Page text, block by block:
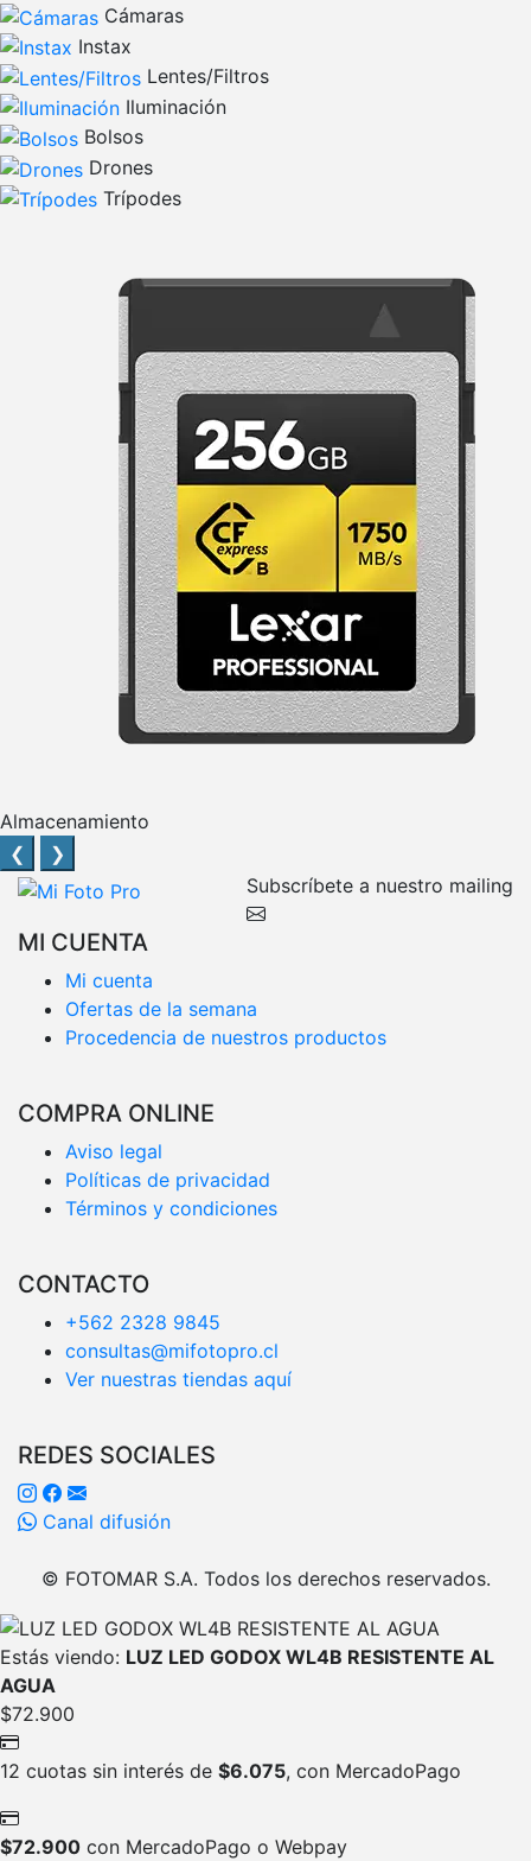
Cámaras
Instax
Lentes/Filtros
Iluminación
Bolsos
Drones
Trípodes
Almacenamiento
❮
❯
Subscríbete a nuestro mailing
MI CUENTA
Mi cuenta
Ofertas de la semana
Procedencia de nuestros productos
COMPRA ONLINE
Aviso legal
Políticas de privacidad
Términos y condiciones
CONTACTO
+562 2328 9845
consultas@mifotopro.cl
Ver nuestras tiendas aquí
REDES SOCIALES
Canal difusión
© FOTOMAR S.A. Todos los derechos reservados.
Estás viendo: LUZ LED GODOX WL4B RESISTENTE AL
AGUA
$72.900
12 cuotas sin interés de $6.075, con MercadoPago
$72.900 con MercadoPago o Webpay